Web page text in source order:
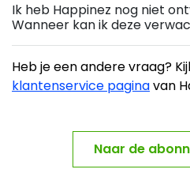
Ik heb Happinez nog niet
Wanneer kan ik deze
Heb je een andere vraag?
klantenservice paginavan
Naar de